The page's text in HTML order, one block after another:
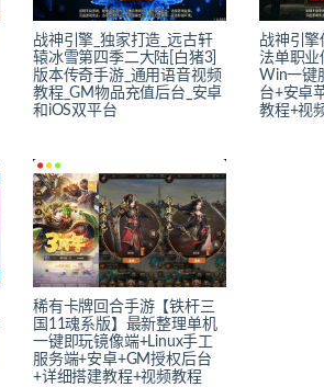
战神引擎_独家打造_远古轩
辕冰雪第四季二大陆[白猪3]
版本传奇手游_通用语音视频
教程_GM物品充值后台_安卓
和iOS双平台
战神引
法单职业
Win一键
台+安卓
教程+视
稀有卡牌回合手游【铁杆三
国11魂系版】最新整理单机
一键即玩镜像端+Linux手工
服务端+安卓+GM授权后台
+详细搭建教程+视频教程